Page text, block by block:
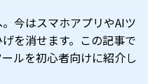
今はスマホアプリやAIツ
を消せます。この記事で
ルを初心者向けに紹介し